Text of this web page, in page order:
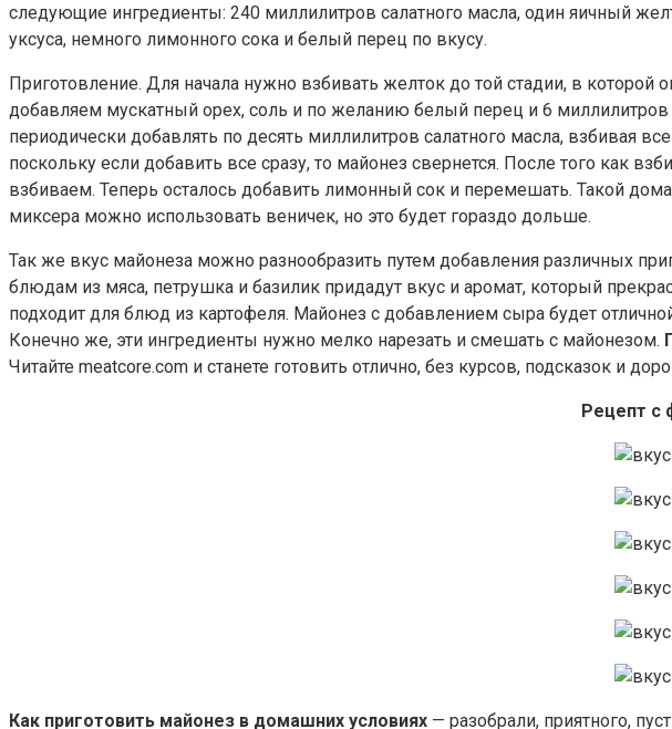
следующие ингредиенты: 240 миллилитров салатного масла, один яичный
уксуса, немного лимонного сока и белый перец по вкусу.
Приготовление. Для начала нужно взбивать желток до той стадии, в
добавляем мускатный орех, соль и по желанию белый перец и 6
периодически добавлять по десять миллилитров салатного масла, взбивая
поскольку если добавить все сразу, то майонез свернется. После того как
взбиваем. Теперь осталось добавить лимонный сок и перемешать. Такой
миксера можно использовать веничек, но это будет гораздо дольше.
Так же вкус майонеза можно разнообразить путем добавления различных
блюдам из мяса, петрушка и базилик придадут вкус и аромат, который
подходит для блюд из картофеля. Майонез с добавлением сыра будет
Конечно же, эти ингредиенты нужно мелко нарезать и смешать с майонезом.
Читайте meatcore.com и станете готовить отлично, без курсов, подсказок и
Рецепт с
Как приготовить майонез в домашних условиях — разобрали, приятного,